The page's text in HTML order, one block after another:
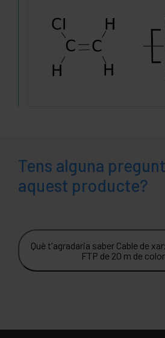
Tens alguna
aquest producte?
Què t'agradaria saber Cable de
FTP de 20 m de